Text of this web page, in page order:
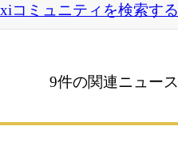
コミュニティを検索する
9件の関連ニュース